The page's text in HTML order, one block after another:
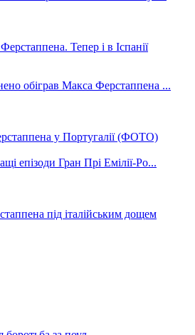
Тепер і в Іспанії
у Португалії (ФОТО)
під італійським дощем